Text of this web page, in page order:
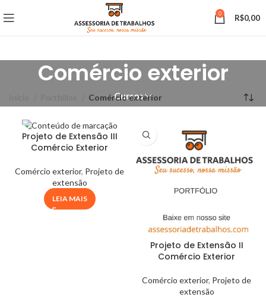
0 R$0,00
Comércio exterior
Cursos
Comércio exterior
Projeto de Extensão III
Comércio Exterior
Comércio exterior, Projeto de
extensão
LEIA MAIS
Projeto de Extensão II
Comércio Exterior
Comércio exterior, Projeto de
extensão